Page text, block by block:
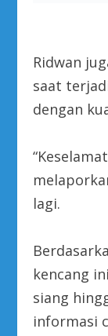
Ridwan
saat
dengan
lagi.
kencang
siang
informasi